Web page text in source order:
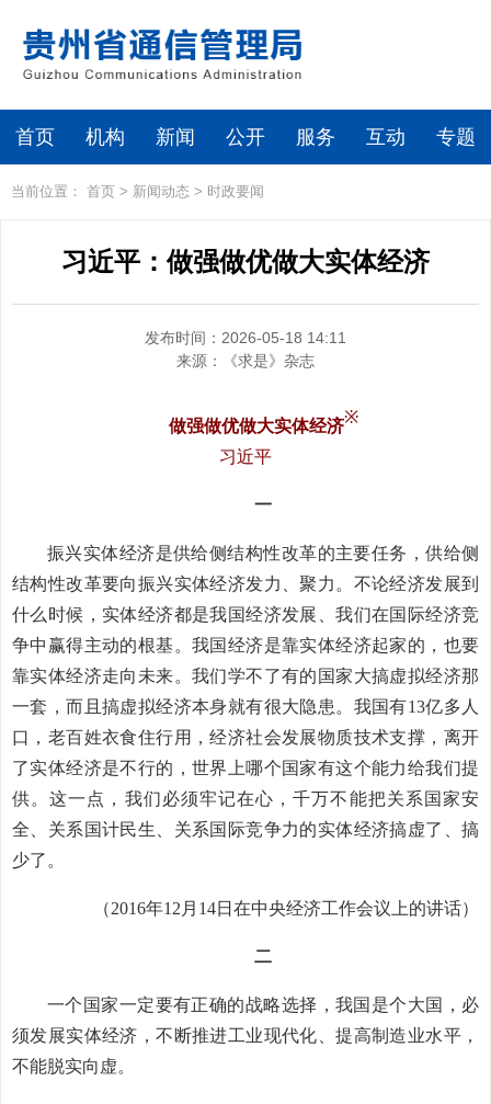
首页 机构 新闻 公开 服务 互动 专题
当前位置： 首页 > 新闻动态 > 时政要闻
习近平：做强做优做大实体经济
发布时间：2026-05-18 14:11
来源：
《求是》杂志
做强做优做大实体经济※
习近平
一
振兴实体经济是供给侧结构性改革的主要任务，供给侧
结构性改革要向振兴实体经济发力、聚力。不论经济发展到
什么时候，实体经济都是我国经济发展、我们在国际经济竞
争中赢得主动的根基。我国经济是靠实体经济起家的，也要
靠实体经济走向未来。我们学不了有的国家大搞虚拟经济那
一套，而且搞虚拟经济本身就有很大隐患。我国有13亿多人
口，老百姓衣食住行用，经济社会发展物质技术支撑，离开
了实体经济是不行的，世界上哪个国家有这个能力给我们提
供。这一点，我们必须牢记在心，千万不能把关系国家安
全、关系国计民生、关系国际竞争力的实体经济搞虚了、搞
少了。
（2016年12月14日在中央经济工作会议上的讲话）
二
一个国家一定要有正确的战略选择，我国是个大国，必
须发展实体经济，不断推进工业现代化、提高制造业水平，
不能脱实向虚。